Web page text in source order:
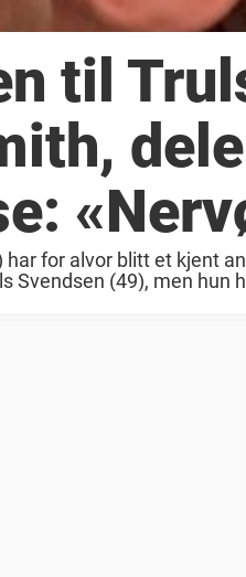
til
for alvor blitt et kjent
Svendsen (49), men hun